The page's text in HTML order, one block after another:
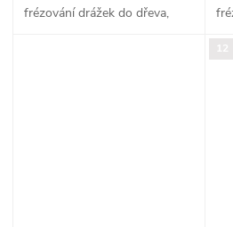
frézování drážek do dřeva,
12